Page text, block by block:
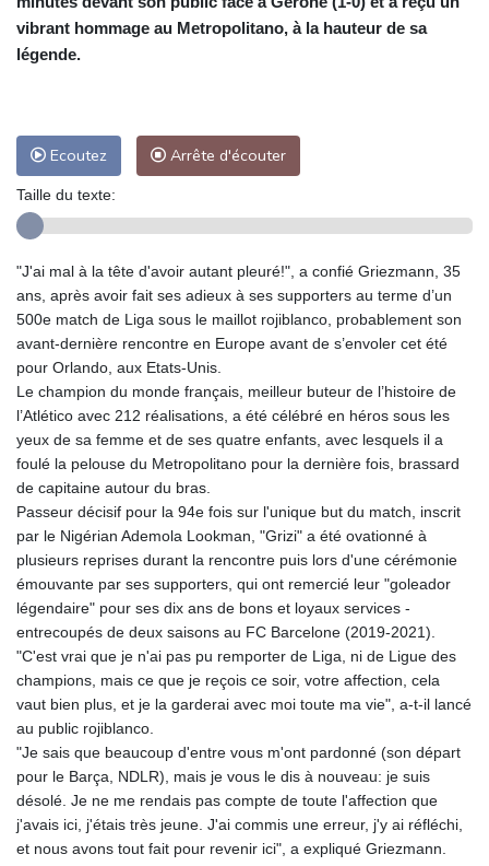
vibrant hommage au Metropolitano, à la hauteur de sa
légende.
Ecoutez Arrête d'écouter
Taille du texte:
"J'ai mal à la tête d'avoir autant pleuré!", a confié Griezmann, 35
ans, après avoir fait ses adieux à ses supporters au terme d’un
500e match de Liga sous le maillot rojiblanco, probablement son
avant-dernière rencontre en Europe avant de s’envoler cet été
pour Orlando, aux Etats-Unis.
Le champion du monde français, meilleur buteur de l’histoire de
l’Atlético avec 212 réalisations, a été célébré en héros sous les
yeux de sa femme et de ses quatre enfants, avec lesquels il a
foulé la pelouse du Metropolitano pour la dernière fois, brassard
de capitaine autour du bras.
Passeur décisif pour la 94e fois sur l'unique but du match, inscrit
par le Nigérian Ademola Lookman, "Grizi" a été ovationné à
plusieurs reprises durant la rencontre puis lors d'une cérémonie
émouvante par ses supporters, qui ont remercié leur "goleador
légendaire" pour ses dix ans de bons et loyaux services -
entrecoupés de deux saisons au FC Barcelone (2019-2021).
"C'est vrai que je n'ai pas pu remporter de Liga, ni de Ligue des
champions, mais ce que je reçois ce soir, votre affection, cela
vaut bien plus, et je la garderai avec moi toute ma vie", a-t-il lancé
au public rojiblanco.
"Je sais que beaucoup d'entre vous m'ont pardonné (son départ
pour le Barça, NDLR), mais je vous le dis à nouveau: je suis
désolé. Je ne me rendais pas compte de toute l'affection que
j'avais ici, j'étais très jeune. J'ai commis une erreur, j'y ai réfléchi,
et nous avons tout fait pour revenir ici", a expliqué Griezmann.